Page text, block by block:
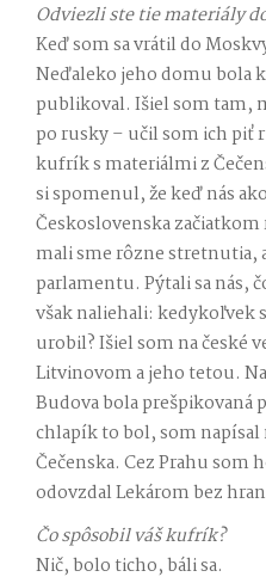
Odviezli ste tie materiály
Keď som sa vrátil do
Neďaleko jeho domu bola
publikoval. Išiel som tam,
po rusky – učil som ich
kufrík s materiálmi z
si spomenul, že keď nás
Československa
mali sme rôzne stretnutia,
parlamentu. Pýtali sa nás,
však naliehali: kedykoľvek
urobil? Išiel som na české
Litvinovom a jeho tetou.
Budova bola
chlapík to bol, som
Čečenska. Cez Prahu som
odovzdal Lekárom bez
Čo spôsobil váš kufrík?
Nič, bolo ticho, báli sa.